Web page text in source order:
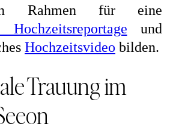
Rahmen für eine
Hochzeitsreportage und
Hochzeitsvideo bilden.
Trauung im